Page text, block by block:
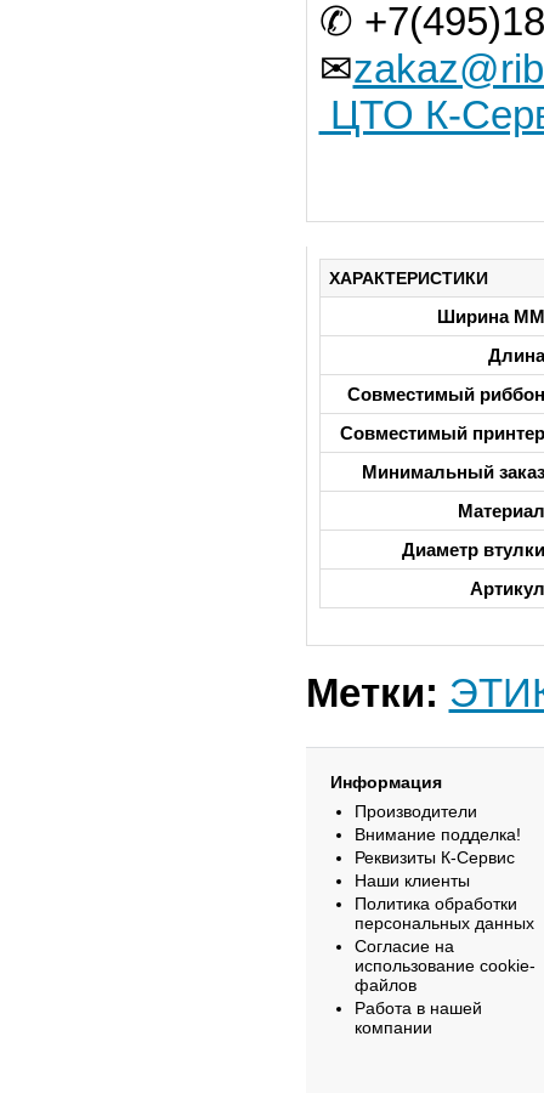
✆
✉
ЦТО К-
ХАРАКТЕРИСТИКИ
Ширина ММ
Длина
Совместимый риббон
Совместимый принтер
Минимальный заказ
Материал
Диаметр втулки
Артикул
Метки:
Информация
Производители
Внимание подделка!
Реквизиты К-Сервис
Наши клиенты
Политика обработки
персональных данных
Согласие на
использование cookie-
файлов
Работа в нашей
компании